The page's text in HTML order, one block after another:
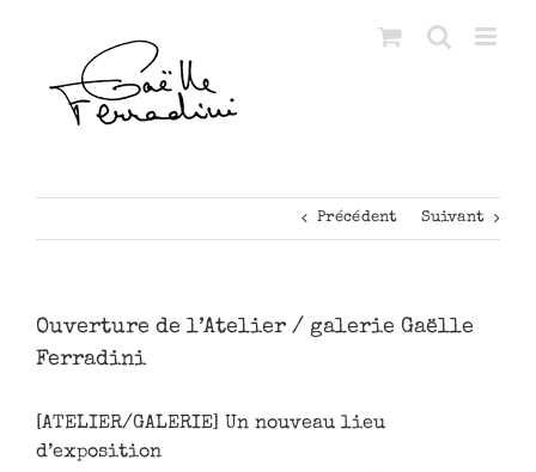
Précédent Suivant
Ouverture de l’Atelier / galerie Gaëlle
Ferradini
[ATELIER/GALERIE] Un nouveau lieu
d’exposition